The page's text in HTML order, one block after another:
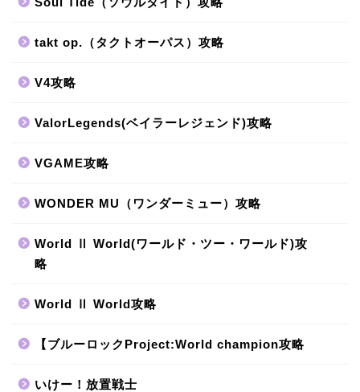
takt op.（タクトオーパス）攻略
V4攻略
ValorLegends(ベイラーレジェンド)攻略
VGAME攻略
WONDER MU（ワンダーミュー）攻略
World Ⅱ World(ワールド・ツー・ワールド)攻
略
World Ⅱ World攻略
【ブルーロックProject:World champion攻略
いけー！放置戦士